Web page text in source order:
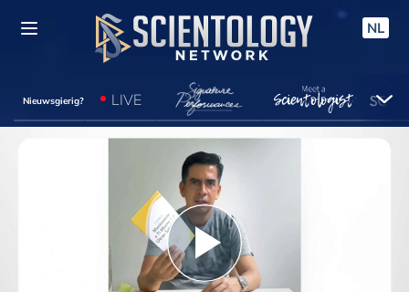
NL
Nieuwsgierig? LIVE
Play